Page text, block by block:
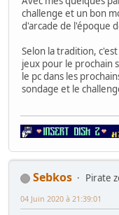
challenge et un bon
d'arcade de l'époque
Selon la tradition,
jeux pour le prochain
le pc dans les
sondage et le
Sebkos Pirate
04 Juin 2020 à 21:39:01